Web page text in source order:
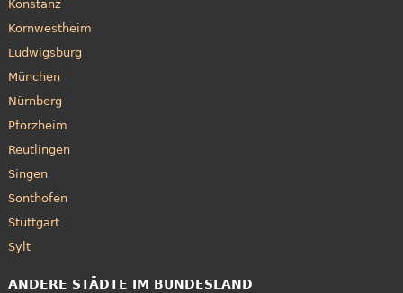
Konstanz
Kornwestheim
Ludwigsburg
München
Nürnberg
Pforzheim
Reutlingen
Singen
Sonthofen
Stuttgart
Sylt
ANDERE STÄDTE IM BUNDESLAND